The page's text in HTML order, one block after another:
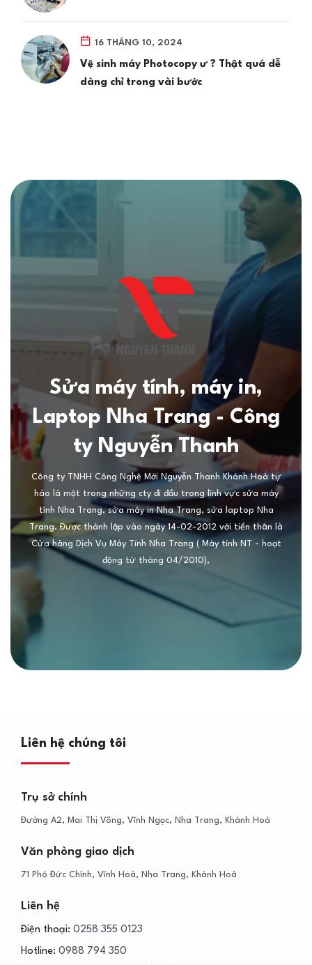
16 THÁNG 10, 2024
Vệ sinh máy Photocopy ư ? Thật quá dễ
dàng chỉ trong vài bước
Sửa máy tính, máy in,
Laptop Nha Trang - Công
ty Nguyễn Thanh
Công ty TNHH Công Nghệ Mới Nguyễn Thanh Khánh Hoà tự
hào là một trong những cty đi đầu trong lĩnh vực sửa máy
tính Nha Trang, sửa máy in Nha Trang, sửa laptop Nha
Trang. Được thành lập vào ngày 14-02-2012 với tiền thân là
Cửa hàng Dịch Vụ Máy Tính Nha Trang ( Máy tính NT - hoạt
động từ tháng 04/2010),
Liên hệ chúng tôi
Trụ sở chính
Đường A2, Mai Thị Võng, Vĩnh Ngọc, Nha Trang, Khánh Hoà
Văn phòng giao dịch
71 Phó Đức Chính, Vĩnh Hoà, Nha Trang, Khánh Hoà
Liên hệ
Điện thoại: 0258 355 0123
Hotline: 0988 794 350